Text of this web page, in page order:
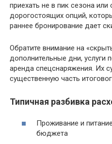
приехать не в пик сезона или
дорогостоящих опций,
раннее бронирование дает
Обратите внимание на
дополнительные дни, услуги
аренда спецснаряжения. Их
существенную часть
Типичная разбивка
Проживание и
бюджета